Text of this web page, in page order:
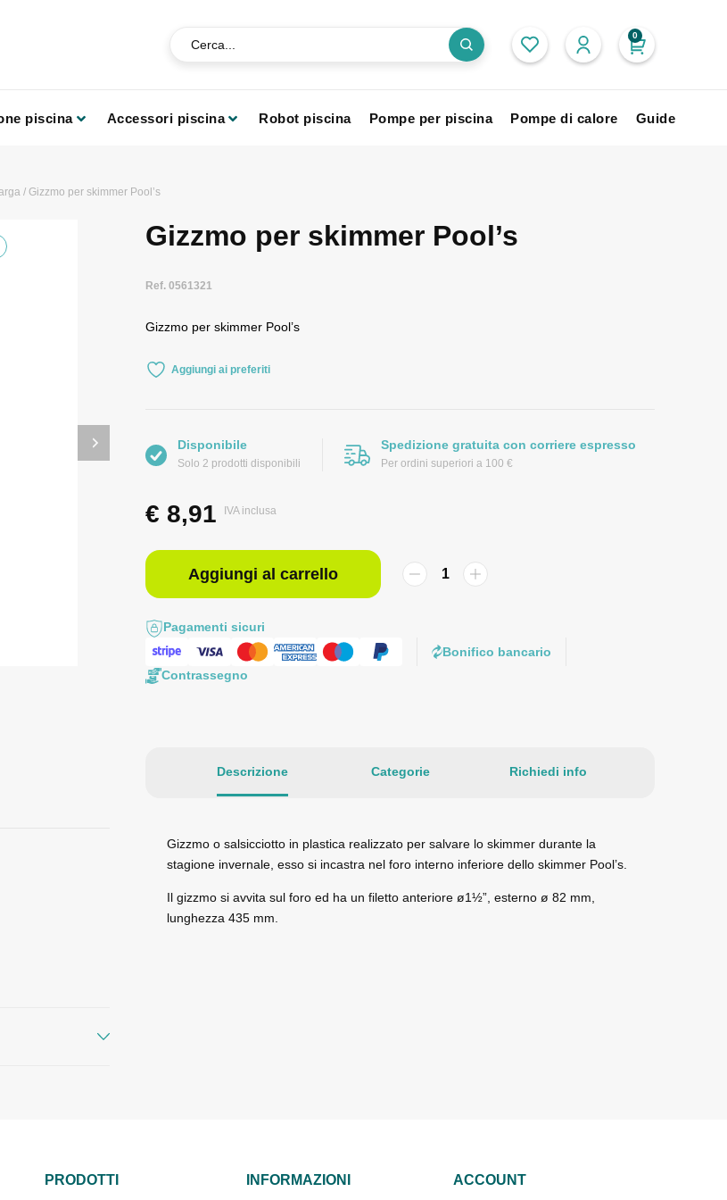
0
piscina Accessori piscina Robot piscina Pompe per piscina Pompe di calore Guide
/ Gizzmo per skimmer Pool’s
Gizzmo per skimmer Pool’s
Ref. 0561321
Gizzmo per skimmer Pool’s
Aggiungi ai preferiti
Disponibile
Solo 2 prodotti disponibili
Spedizione gratuita con corriere espresso
Per ordini superiori a 100 €
€ 8,91 IVA inclusa
Aggiungi al carrello
Pagamenti sicuri
Bonifico bancario
Contrassegno
Descrizione Categorie Richiedi info
Gizzmo o salsicciotto in plastica realizzato per salvare lo skimmer durante la
stagione invernale, esso si incastra nel foro interno inferiore dello skimmer Pool’s.
Il gizzmo si avvita sul foro ed ha un filetto anteriore ø1½”, esterno ø 82 mm,
lunghezza 435 mm.
PRODOTTI INFORMAZIONI ACCOUNT